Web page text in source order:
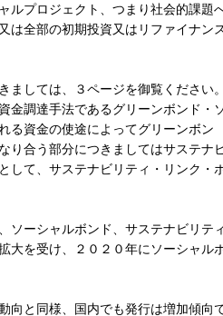
ルプロジェクト、つまり社会的課題
は全部の初期投資又はリファイナン
しては、３ページを御覧ください。
金調達手法であるグリーンボンド・
る資金の使途によってグリーンボン
り合う部分につきましてはサステナ
して、サステナビリティ・リンク・
ーシャルボンド、サステナビリティ
大を受け、２０２０年にソーシャル
向と同様、国内でも発行は増加傾向